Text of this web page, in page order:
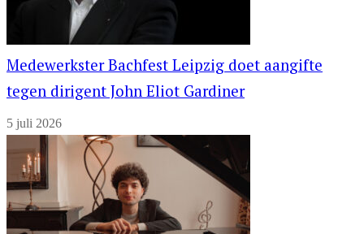
Medewerkster Bachfest Leipzig doet aangifte
tegen dirigent John Eliot Gardiner
5 juli 2026